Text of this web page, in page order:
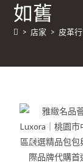
如舊
> 店家 > 皮革